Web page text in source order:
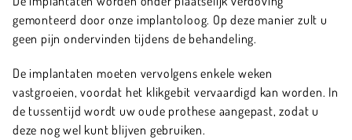
gemonteerd door onze implantoloog. Op deze manier zult u
geen pijn ondervinden tijdens de behandeling.
De implantaten moeten vervolgens enkele weken
vastgroeien, voordat het klikgebit vervaardigd kan worden. In
de tussentijd wordt uw oude prothese aangepast, zodat u
deze nog wel kunt blijven gebruiken.